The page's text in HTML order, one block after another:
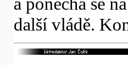
další vládě.